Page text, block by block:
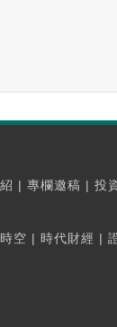
| 專欄邀稿 | 投
空 | 時代財經 |